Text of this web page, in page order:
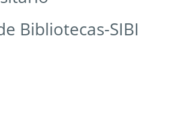
Bibliotecas-SIBI